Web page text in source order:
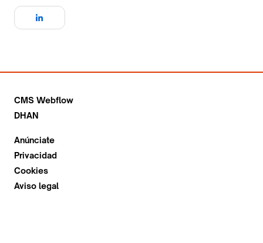
CMS Webflow
DHAN
Anúnciate
Privacidad
Cookies
Aviso legal